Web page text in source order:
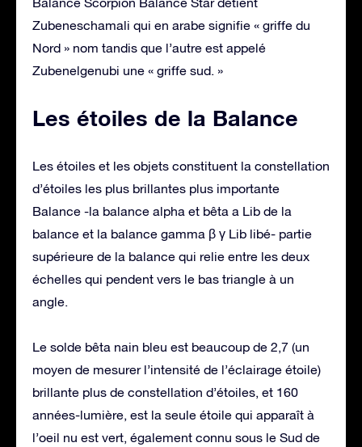
Zubeneschamali qui en arabe signifie « griffe du
Nord » nom tandis que l’autre est appelé
Zubenelgenubi une « griffe sud. »
Les étoiles de la Balance
Les étoiles et les objets constituent la constellation
d’étoiles les plus brillantes plus importante
Balance -la balance alpha et bêta a Lib de la
balance et la balance gamma β γ Lib libé- partie
supérieure de la balance qui relie entre les deux
échelles qui pendent vers le bas triangle à un
angle.
Le solde bêta nain bleu est beaucoup de 2,7 (un
moyen de mesurer l’intensité de l’éclairage étoile)
brillante plus de constellation d’étoiles, et 160
années-lumière, est la seule étoile qui apparaît à
l’oeil nu est vert, également connu sous le Sud de